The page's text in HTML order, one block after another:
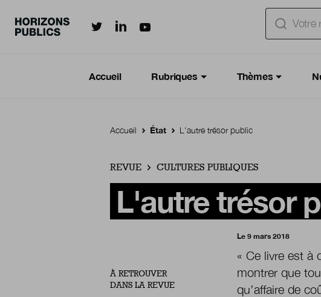
Horizonspublics.fr sur Twitter
Horizonspublics.fr sur LinkedIn
Horizonspublics.fr sur Youtube
Accueil Rubriques Thèmes
Accueil État L'autre trésor public
REVUE CULTURES PUBLIQUES
L'autre trésor
Le 9 mars 2018
« Ce livre est à
montrer que
qu’affaire de
À RETROUVER
DANS LA REVUE